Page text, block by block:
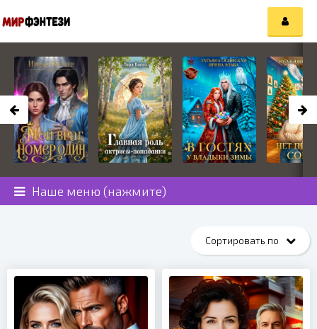
Наше меню (нажмите)